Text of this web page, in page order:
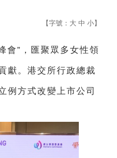
【字號： 大 中 小】
會”，匯聚眾多女性領
獻。港交所行政總裁
例方式改變上市公司